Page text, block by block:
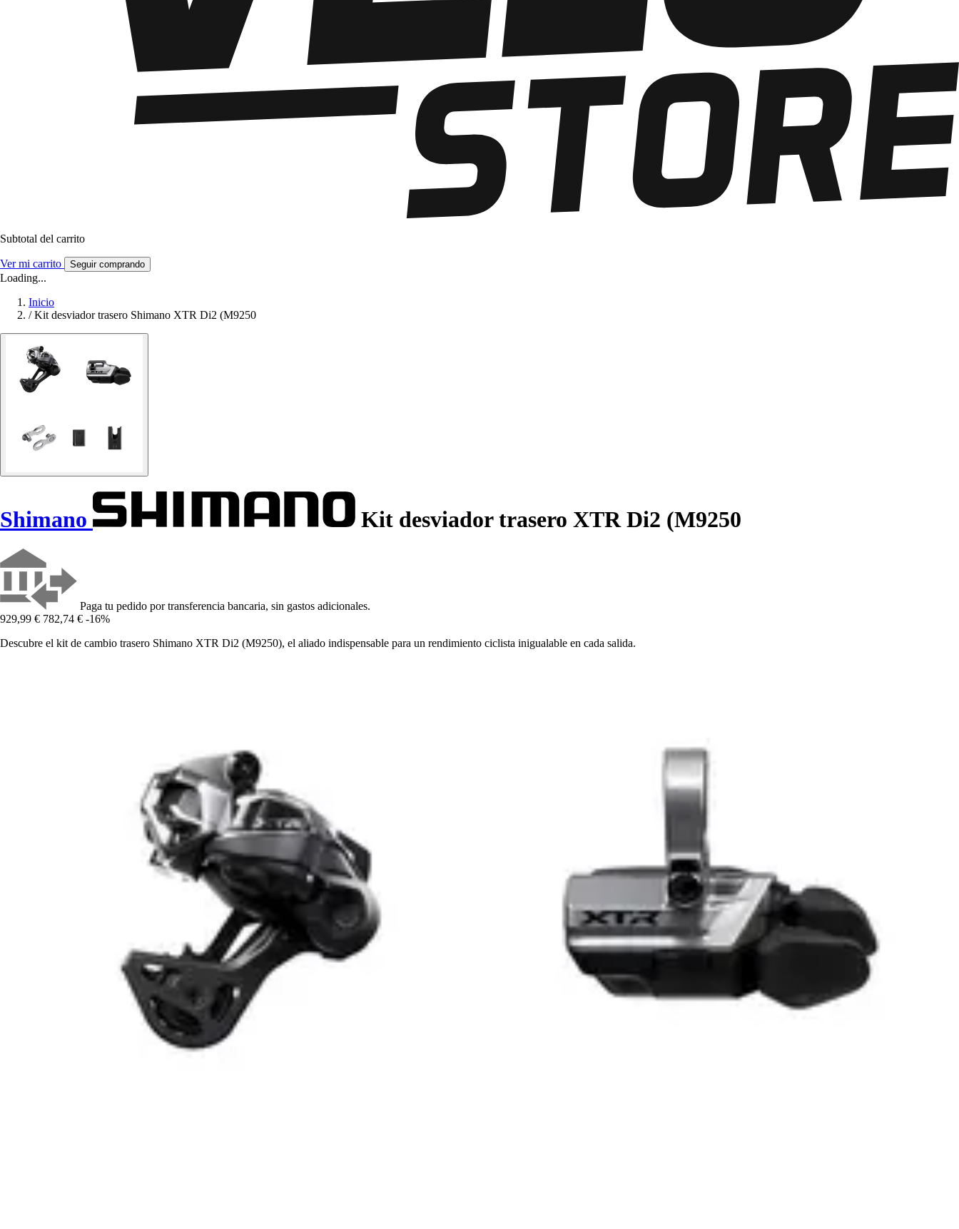
Subtotal del carrito
Ver mi carrito Seguir comprando
Loading...
Inicio
/ Kit desviador trasero Shimano XTR Di2 (M9250
Shimano Kit desviador trasero XTR Di2 (M9250
Paga tu pedido por transferencia bancaria, sin gastos adicionales.
929,99 € 782,74 € -16%
Descubre el kit de cambio trasero Shimano XTR Di2 (M9250), el aliado indispensable para un rendimiento ciclista inigualable en cada salida.